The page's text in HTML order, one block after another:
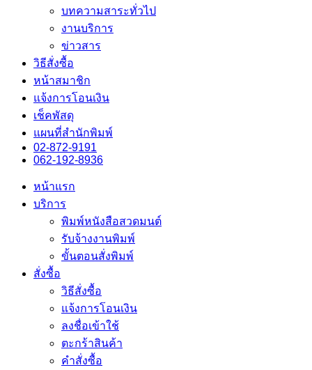
บทความสาระทั่วไป
งานบริการ
ข่าวสาร
วิธีสั่งซื้อ
หน้าสมาชิก
แจ้งการโอนเงิน
เช็คพัสดุ
แผนที่สำนักพิมพ์
02-872-9191
062-192-8936
หน้าแรก
บริการ
พิมพ์หนังสือสวดมนต์
รับจ้างงานพิมพ์
ขั้นตอนสั่งพิมพ์
สั่งซื้อ
วิธีสั่งซื้อ
แจ้งการโอนเงิน
ลงชื่อเข้าใช้
ตะกร้าสินค้า
คำสั่งซื้อ